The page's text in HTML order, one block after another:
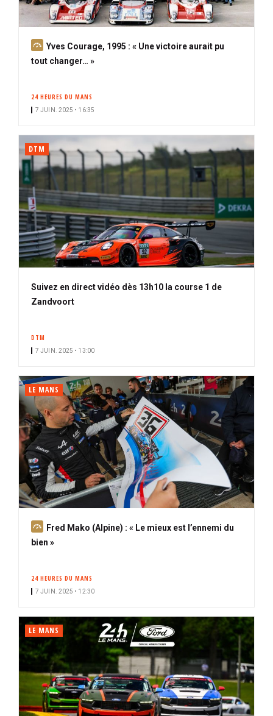
A
b
Yves Courage, 1995 : « Une victoire aurait pu
tout changer… »
24 HEURES DU MANS
7 JUIN. 2025 • 16:35
DTM
Suivez en direct vidéo dès 13h10 la course 1 de
Zandvoort
DTM
7 JUIN. 2025 • 13:00
LE MANS
A
b
Fred Mako (Alpine) : « Le mieux est l’ennemi du
bien »
24 HEURES DU MANS
7 JUIN. 2025 • 12:30
LE MANS